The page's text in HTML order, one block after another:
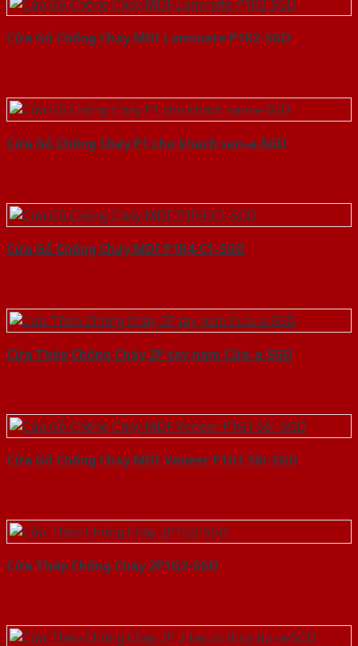
Cửa Gỗ Chống Cháy MDF Laminate P1R2-SGD
Cửa Gỗ Chống Cháy P1 cho khach san-a-SGD
Cửa Gỗ Chống Cháy MDF P1R4-C1-SGD
Cửa Thép Chống Cháy 2P tay nam Cửa-a-SGD
Cửa Gỗ Chống Cháy MDF Veneer P1G1 Sồi-SGD
Cửa Thép Chống Cháy 2P1G2-SGD